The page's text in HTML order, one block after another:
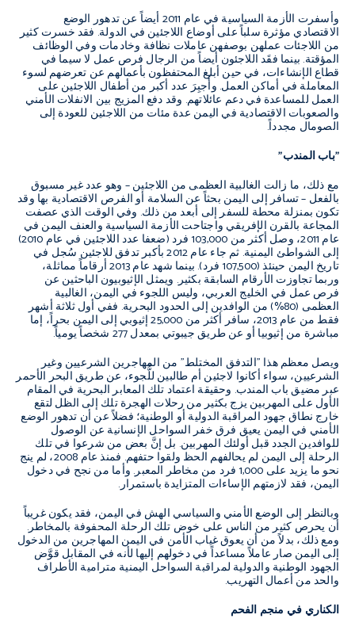
وأسفرت الأزمة السياسية في عام 2011 أيضاً عن تدهور الوضع
الاقتصادي مؤثرة سلباً على أوضاع اللاجئين في الدولة. فقد خسرت كثير
من اللاجئات عملهن بوصفهن عاملات نظافة وخادمات وفي الوظائف
المؤقتة. بينما فقَد اللاجئون أيضاً من الرجال فرص عمل لا سيما في
قطاع الإنشاءات، في حين أبلغ المحتفظون بأعمالهم عن تعرضهم لسوء
المعاملة في أماكن العمل. وأُجبِرَ عدد أكبر من أطفال اللاجئين على
العمل للمساعدة في دعم عائلاتهم. وقد دفع المزيج بين الانفلات الأمني
والصعوبات الاقتصادية في اليمن عدة مئات من اللاجئين للعودة إلى
الصومال مجدداً.
"باب المندب"
مع ذلك، ما زالت الغالبية العظمى من اللاجئين – وهو عدد غير مسبوق
بالفعل – تسافر إلى اليمن بحثاً عن السلامة أو الفرص الاقتصادية بها وقد
تكون بمنزلة محطة للسفر إلى أبعد من ذلك. وفي الوقت الذي عصفت
المجاعة بالقرن الإفريقي واجتاحت الأزمة السياسية والعنف اليمن في
عام 2011، وصل أكثر من 103,000 فرد (ضعفا عدد اللاجئين في عام 2010)
إلى الشواطئ اليمنية. ثم جاء عام 2012 بأكبر تدفق للاجئين سُجل في
تاريخ اليمن حينئذ (107,500 فرد). بينما شهد عام 2013 أرقاماً مماثلة،
وربما تجاوزت الأرقام السابقة بكثير. ويمثل الإثيوبيون الباحثين عن
فرص عمل في الخليج العربي، وليس اللجوء في اليمن، الغالبية
العظمى (80%) من الوافدين إلى الحدود البحرية. ففي أول ثلاثة أشهر
فقط من عام 2013، سافر أكثر من 25,000 إثيوبي إلى اليمن بحراً، إما
مباشرة من إثيوبيا أو عن طريق جيبوتي بمعدل 277 شخصاً يومياً.
ويصل معظم هذا "التدفق المختلط" من المهاجرين الشرعيين وغير
الشرعيين، سواء أكانوا لاجئين أم طالبين للُّجوء، عن طريق البحر الأحمر
عبر مضيق باب المندب. وحقيقة اعتماد تلك المعابر البحرية في المقام
الأول على المهربين يزج بكثير من رحلات الهجرة تلك إلى الظل لتقع
خارج نطاق جهود المراقبة الدولية أو الوطنية؛ فضلاً عن أن تدهور الوضع
الأمني في اليمن يعيق فرق خفر السواحل الإنسانية عن الوصول
للوافدين الجدد قبل أولئك المهربين. بل إنَّ بعض من شرعوا في تلك
الرحلة إلى اليمن لم يحالفهم الحظ ولقوا حتفهم. فمنذ عام 2008، لم ينج
نحو ما يزيد على 1,000 فرد من مخاطر المعبر. وأما من نجح في دخول
اليمن، فقد لازمتهم الإساءات المتزايدة باستمرار.
وبالنظر إلى الوضع الأمني والسياسي الهش في اليمن، فقد يكون غريباً
أن يحرص كثير من الناس على خوض تلك الرحلة المحفوفة بالمخاطر.
ومع ذلك، بدلاً من أن يعوق غياب الأمن في اليمن المهاجرين من الدخول
إلى اليمن صار عاملاً مساعداً في دخولهم إليها لأنه في المقابل قوَّض
الجهود الوطنية والدولية لمراقبة السواحل اليمنية مترامية الأطراف
والحد من أعمال التهريب.
الكناري في منجم الفحم